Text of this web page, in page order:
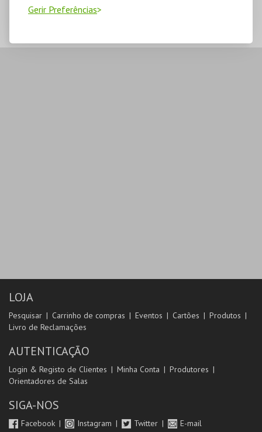
Gerir Preferências
LOJA
Pesquisar Carrinho de compras Eventos Cartões
Produtos
Livro de Reclamações
AUTENTICAÇÃO
Login & Registo de Clientes Minha Conta
Produtores
Orientadores de Salas
SIGA-NOS
Facebook Instagram Twitter E-mail